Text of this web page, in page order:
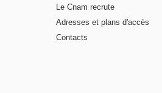
Le Cnam recrute
Adresses et plans d'accès
Contacts